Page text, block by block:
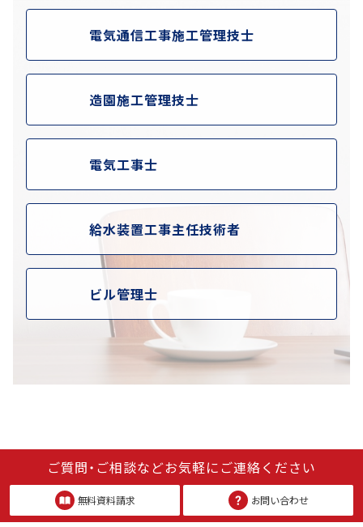
電気通信工事施工管理技士
造園施工管理技士
電気工事士
給水装置工事主任技術者
ビル管理士
ご質問・ご相談などお気軽にご連絡ください
無料資料請求 お問い合わせ